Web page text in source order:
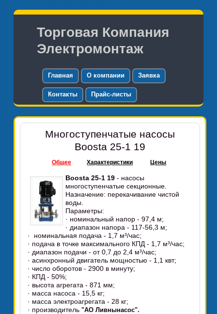
Торговая Компания
Электромонтаж
Главная О компании Заявка
Контакты Прайс-листы
Многоступенчатые насосы
Boosta 25-1 19
Общее Характеристики Цены
Boosta 25-1 19 - насосы
многоступенчатые секционные.
Назначение: перекачивание чистой
воды.
Параметры:
· номинальный напор - 97,4 м;
· диапазон напора - 117-56,3 м;
· номинальная подача - 1,7 м³/час;
· подача в точке максимального КПД - 1,7 м³/час;
· диапазон подачи - от 0,7 до 2,4 м³/час;
· асинхронный двигатель мощностью - 1,1 квт;
· число оборотов - 2900 в минуту;
· КПД - 50%;
· высота агрегата - 871 мм;
· масса насоса - 15,5 кг;
· масса электроагрегата - 28 кг;
· производитель"АО Ливнынасос".